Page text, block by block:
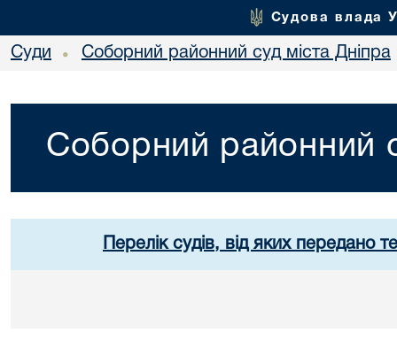
Судова влада
Суди • Соборний районний суд міста Дніпра
Соборний районний
Перелік судів, від яких передано